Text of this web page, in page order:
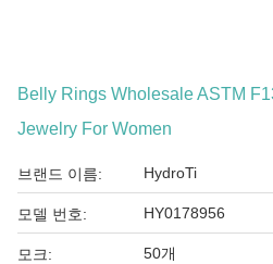
Belly Rings Wholesale ASTM
Jewelry For Women
브랜드 이름: HydroTi
모델 번호: HY0178956
모크: 50개